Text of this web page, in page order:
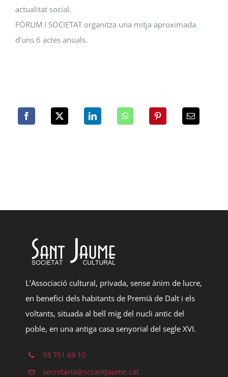
actualitat social.
FÒRUM I SOCIETAT organitza una mitja aproximada
d'uns 6 actes anuals.
L’Associació cultural, privada, sense ànim de lucre,
en benefici dels habitants de Premià de Dalt i els
voltants, situada al bell mig del nucli antic del
poble, en una antiga casa senyorial del segle XVI.
93 751 69 10
secretaria@scsantjaume.cat